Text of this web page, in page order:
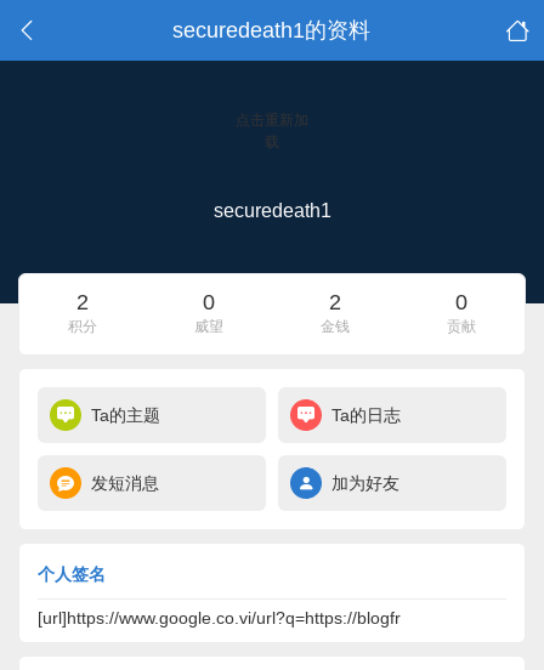
securedeath1的资料
点击重新加
载
securedeath1
2
积分
0
威望
2
金钱
0
贡献
Ta的主题 Ta的日志
发短消息 加为好友
个人签名
[url]https://www.google.co.vi/url?q=https://blogfr